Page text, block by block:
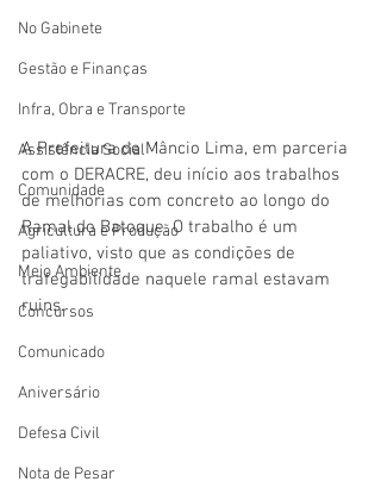
No Gabinete
Gestão e Finanças
Infra, Obra e Transporte
Assistência Social
Comunidade
Agricultura e Produção
Meio Ambiente
Concursos
Comunicado
Aniversário
Defesa Civil
Nota de Pesar
A Prefeitura de Mâncio Lima, em parceria
com o DERACRE, deu início aos trabalhos
de melhorias com concreto ao longo do
Ramal do Batoque. O trabalho é um
paliativo, visto que as condições de
trafegabilidade naquele ramal estavam
ruins.